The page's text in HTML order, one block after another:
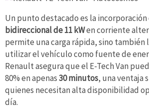
Un punto destacado es la incorporación
bidireccional de 11 kWen corriente
permite una carga rápida, sino también
utilizar el vehículo como fuente de
Renault asegura que el E-Tech Van
80% en apenas30 minutos, una ventaja
quienes necesitan alta disponibilidad
día.